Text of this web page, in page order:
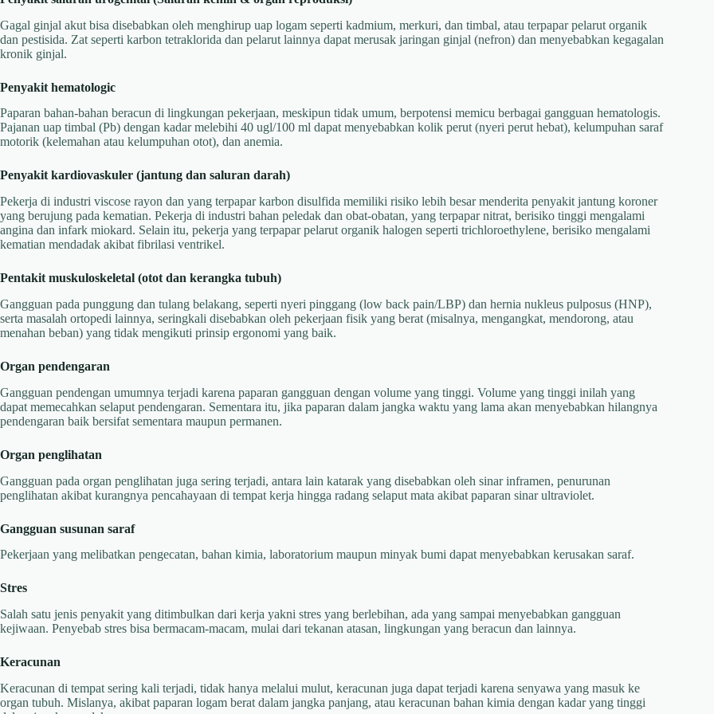
Gagal ginjal akut bisa disebabkan oleh menghirup uap logam seperti kadmium, merkuri, dan timbal, atau terpapar pelarut organik
dan pestisida. Zat seperti karbon tetraklorida dan pelarut lainnya dapat merusak jaringan ginjal (nefron) dan menyebabkan kegagalan
kronik ginjal.
Penyakit hematologic
Paparan bahan-bahan beracun di lingkungan pekerjaan, meskipun tidak umum, berpotensi memicu berbagai gangguan hematologis.
Pajanan uap timbal (Pb) dengan kadar melebihi 40 ugl/100 ml dapat menyebabkan kolik perut (nyeri perut hebat), kelumpuhan saraf
motorik (kelemahan atau kelumpuhan otot), dan anemia.
Penyakit kardiovaskuler (jantung dan saluran darah)
Pekerja di industri viscose rayon dan yang terpapar karbon disulfida memiliki risiko lebih besar menderita penyakit jantung koroner
yang berujung pada kematian. Pekerja di industri bahan peledak dan obat-obatan, yang terpapar nitrat, berisiko tinggi mengalami
angina dan infark miokard. Selain itu, pekerja yang terpapar pelarut organik halogen seperti trichloroethylene, berisiko mengalami
kematian mendadak akibat fibrilasi ventrikel.
Pentakit muskuloskeletal (otot dan kerangka tubuh)
Gangguan pada punggung dan tulang belakang, seperti nyeri pinggang (low back pain/LBP) dan hernia nukleus pulposus (HNP),
serta masalah ortopedi lainnya, seringkali disebabkan oleh pekerjaan fisik yang berat (misalnya, mengangkat, mendorong, atau
menahan beban) yang tidak mengikuti prinsip ergonomi yang baik.
Organ pendengaran
Gangguan pendengan umumnya terjadi karena paparan gangguan dengan volume yang tinggi. Volume yang tinggi inilah yang
dapat memecahkan selaput pendengaran. Sementara itu, jika paparan dalam jangka waktu yang lama akan menyebabkan hilangnya
pendengaran baik bersifat sementara maupun permanen.
Organ penglihatan
Gangguan pada organ penglihatan juga sering terjadi, antara lain katarak yang disebabkan oleh sinar inframen, penurunan
penglihatan akibat kurangnya pencahayaan di tempat kerja hingga radang selaput mata akibat paparan sinar ultraviolet.
Gangguan susunan saraf
Pekerjaan yang melibatkan pengecatan, bahan kimia, laboratorium maupun minyak bumi dapat menyebabkan kerusakan saraf.
Stres
Salah satu jenis penyakit yang ditimbulkan dari kerja yakni stres yang berlebihan, ada yang sampai menyebabkan gangguan
kejiwaan. Penyebab stres bisa bermacam-macam, mulai dari tekanan atasan, lingkungan yang beracun dan lainnya.
Keracunan
Keracunan di tempat sering kali terjadi, tidak hanya melalui mulut, keracunan juga dapat terjadi karena senyawa yang masuk ke
organ tubuh. Mislanya, akibat paparan logam berat dalam jangka panjang, atau keracunan bahan kimia dengan kadar yang tinggi